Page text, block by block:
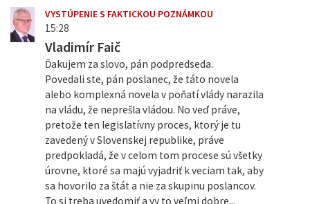
VYSTÚPENIE S FAKTICKOU POZNÁMKOU
15:28
Vladimír Faič
Ďakujem za slovo, pán podpredseda.
Povedali ste, pán poslanec, že táto novela
alebo komplexná novela v poňatí vlády narazila
na vládu, že neprešla vládou. No veď práve,
pretože ten legislatívny proces, ktorý je tu
zavedený v Slovenskej republike, práve
predpokladá, že v celom tom procese sú všetky
úrovne, ktoré sa majú vyjadriť k veciam tak, aby
sa hovorilo za štát a nie za skupinu poslancov.
To si treba uvedomiť a vy to veľmi dobre...